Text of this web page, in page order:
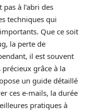
à l’abri des
techniques qui
Que ce soit
la perte de
il est souvent
grâce à la
un guide détaillé
ces e-mails, la durée
pratiques à